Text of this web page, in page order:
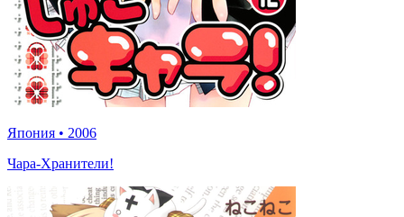
Япония • 2006
Чара-Хранители!